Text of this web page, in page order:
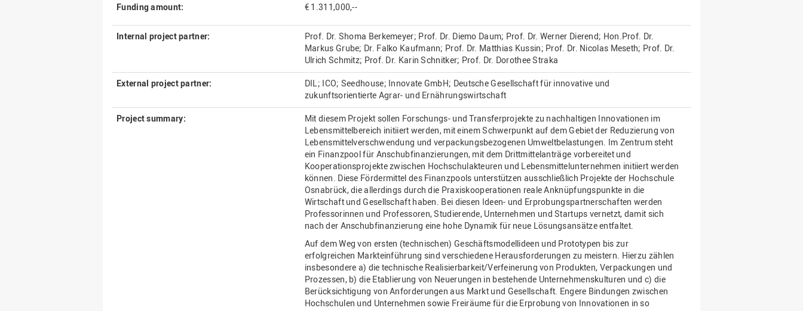
Funding amount: € 1.311,000,--
Internal project partner:
Prof. Dr. Shoma Berkemeyer; Prof. Dr. Diemo Daum; Prof. Dr. Werner Dierend; Hon.Prof. Dr.
Markus Grube; Dr. Falko Kaufmann; Prof. Dr. Matthias Kussin; Prof. Dr. Nicolas Meseth; Prof. Dr.
Ulrich Schmitz; Prof. Dr. Karin Schnitker; Prof. Dr. Dorothee Straka
External project partner:
DIL; ICO; Seedhouse; Innovate GmbH; Deutsche Gesellschaft für innovative und
zukunftsorientierte Agrar- und Ernährungswirtschaft
Project summary:
Mit diesem Projekt sollen Forschungs- und Transferprojekte zu nachhaltigen Innovationen im
Lebensmittelbereich initiiert werden, mit einem Schwerpunkt auf dem Gebiet der Reduzierung von
Lebensmittelverschwendung und verpackungsbezogenen Umweltbelastungen. Im Zentrum steht
ein Finanzpool für Anschubfinanzierungen, mit dem Drittmittelanträge vorbereitet und
Kooperationsprojekte zwischen Hochschulakteuren und Lebensmittelunternehmen initiiert werden
können. Diese Fördermittel des Finanzpools unterstützen ausschließlich Projekte der Hochschule
Osnabrück, die allerdings durch die Praxiskooperationen reale Anknüpfungspunkte in die
Wirtschaft und Gesellschaft haben. Bei diesen Ideen- und Erprobungspartnerschaften werden
Professorinnen und Professoren, Studierende, Unternehmen und Startups vernetzt, damit sich
nach der Anschubfinanzierung eine hohe Dynamik für neue Lösungsansätze entfaltet.
Auf dem Weg von ersten (technischen) Geschäftsmodellideen und Prototypen bis zur
erfolgreichen Markteinführung sind verschiedene Herausforderungen zu meistern. Hierzu zählen
insbesondere a) die technische Realisierbarkeit/Verfeinerung von Produkten, Verpackungen und
Prozessen, b) die Etablierung von Neuerungen in bestehende Unternehmenskulturen und c) die
Berücksichtigung von Anforderungen aus Markt und Gesellschaft. Engere Bindungen zwischen
Hochschulen und Unternehmen sowie Freiräume für die Erprobung von Innovationen in so